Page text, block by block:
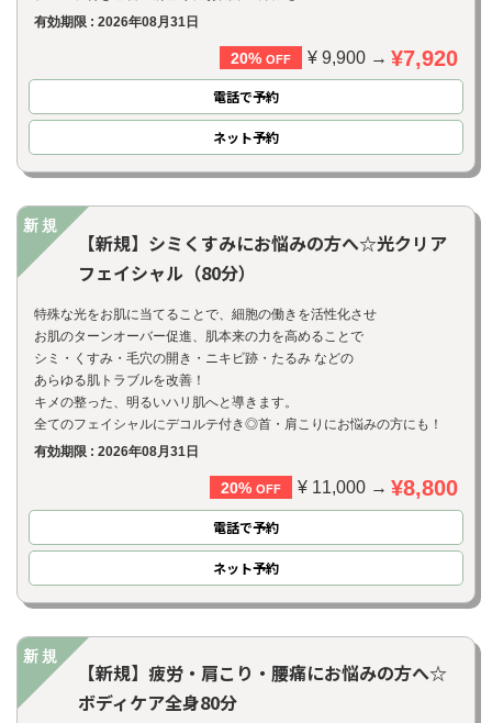
有効期限 : 2026年08月31日
20% OFF ¥ 9,900 → ¥7,920
電話で予約
ネット予約
新規
【新規】シミくすみにお悩みの方へ☆光クリア
フェイシャル（80分）
特殊な光をお肌に当てることで、細胞の働きを活性化させ
お肌のターンオーバー促進、肌本来の力を高めることで
シミ・くすみ・毛穴の開き・ニキビ跡・たるみ などの
あらゆる肌トラブルを改善！
キメの整った、明るいハリ肌へと導きます。
全てのフェイシャルにデコルテ付き◎首・肩こりにお悩みの方にも！
有効期限 : 2026年08月31日
20% OFF ¥ 11,000 → ¥8,800
電話で予約
ネット予約
新規
【新規】疲労・肩こり・腰痛にお悩みの方へ☆
ボディケア全身80分